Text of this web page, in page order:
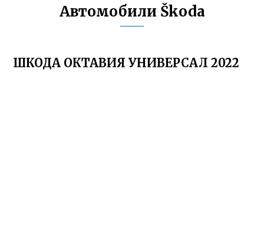
Автомобили Škoda
ШКОДА ОКТАВИЯ УНИВЕРСАЛ 2022